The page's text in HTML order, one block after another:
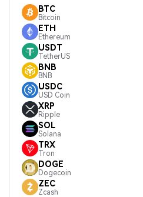
BTC
Bitcoin
ETH
Ethereum
USDT
TetherUS
BNB
BNB
USDC
USD Coin
XRP
Ripple
SOL
Solana
TRX
Tron
DOGE
Dogecoin
ZEC
Zcash